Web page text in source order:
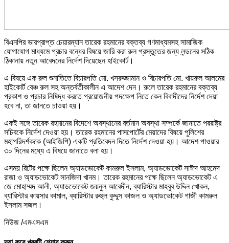
বিএনপির ভারপ্রাপ্ত চেয়ারম্যান তারেক রহমানের বক্তব্য গণমাধ্যমসহ সামাজিক
যোগাযোগ মাধ্যমে প্রচার বন্ধের বিষয়ে জারি করা রুল প্রস্তুতের জন্য লন্ডনের সঠিক
ঠিকানায় নতুন আবেদনের নির্দেশ দিয়েছেন হাইকোর্ট।
এ বিষয়ে এক রুল শুনাতিতে বিচারপতি মো. খসরুজ্জামান ও বিচারপতি মো. খায়রুল আলমের
হাইকোর্ট বেঞ্চ রুল সহ অন্তর্বর্তীকালীন এ আদেশ দেন। রুলে তারেক রহমানের বক্তব্য
প্রকাশ ও প্রচার নিষিদ্ধ করতে প্রয়োজনীয় পদক্ষেপ নিতে কেন বিবাদীদের নির্দেশ দেয়া
হবে না, তা জানতে চাওয়া হয়।
একই সঙ্গে তারেক রহমানের বিদেশে অবস্থানের বর্তমান অবস্থা সম্পর্কে জানাতে পররাষ্ট্র
সচিবকে নির্দেশ দেওয়া হয়। তারেক রহমানের পাসপোর্টের মেয়াদের বিষয়ে পুলিশের
মহাপরিদর্শককে (আইজিপি) একটি প্রতিবেদন দিতে নির্দেশ দেওয়া হয়। আদেশ পাওয়ার
৩০ দিনের মধ্যে এ বিষয়ে জানাতে বলা হয়।
এসময় রিটের পক্ষে ছিলেন অ্যাডভোকেট কামরুল ইসলাম, অ্যাডভোকেট সাঈদ আহমেদ
রাজা ও অ্যাডভোকেট সানজিদা খানম। তারেক রহমানের পক্ষে ছিলেন অ্যাডভোকেট এ
জে মোহাম্মদ আলী, অ্যাডভোকেট জয়নুল আবেদীন, ব্যারিস্টার মাহবুব উদ্দিন খোকন,
ব্যারিস্টার কায়সার কামাল, ব্যারিস্টার রুহুল কুদ্দুস কাজল ও অ্যাডভোকেট গাজী কামরুল
ইসলাম সজল।
নিউজ /এমএসএম